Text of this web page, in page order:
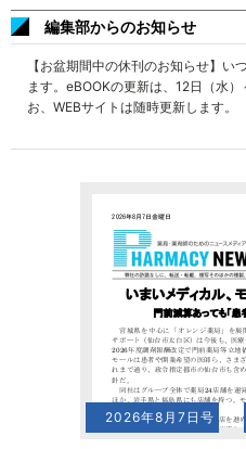
編集部からのお知らせ
【お盆期間中の休刊のお知らせ】
ます。eBOOKの更新は、12日（水
お、WEBサイトは随時更新します。
2026年8月7日号